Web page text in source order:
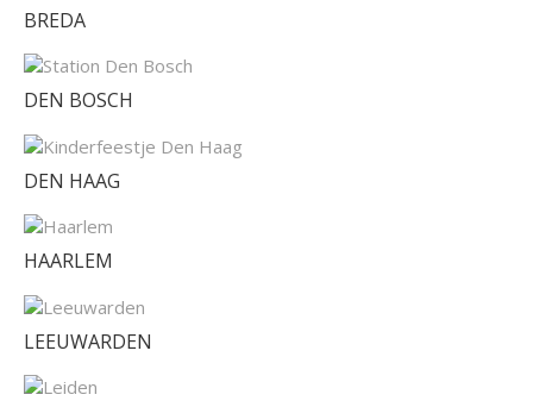
BREDA
DEN BOSCH
DEN HAAG
HAARLEM
LEEUWARDEN